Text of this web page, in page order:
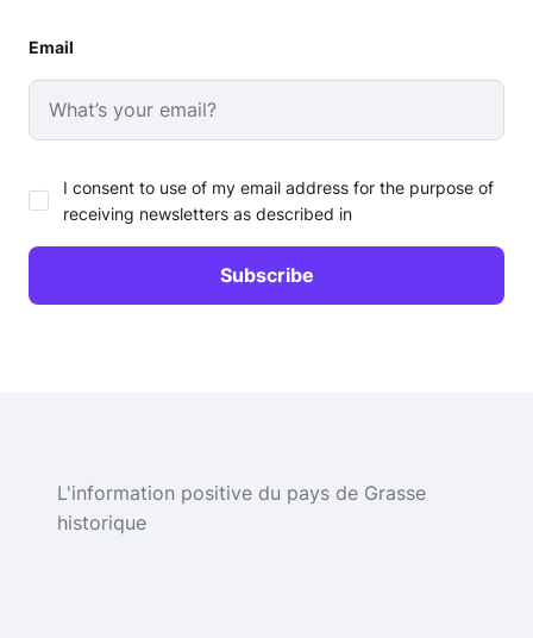
Email
I consent to use of my email address for the purpose of
receiving newsletters as described in
L'information positive du pays de Grasse
historique